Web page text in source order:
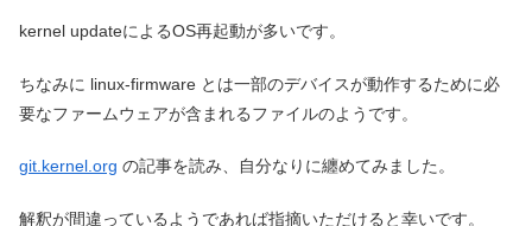
kernel updateによるOS再起動が多いです。
ちなみに linux-firmware とは一部のデバイスが動作するために必
要なファームウェアが含まれるファイルのようです。
git.kernel.org の記事を読み、自分なりに纏めてみました。
解釈が間違っているようであれば指摘いただけると幸いです。